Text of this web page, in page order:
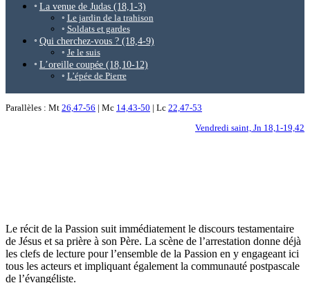
La venue de Judas (18,1-3)
Le jardin de la trahison
Soldats et gardes
Qui cherchez-vous ? (18,4-9)
Je le suis
L’oreille coupée (18,10-12)
L’épée de Pierre
Parallèles : Mt 26,47-56 | Mc 14,43-50 | Lc 22,47-53
Vendredi saint, Jn 18,1-19,42
Le récit de la Passion suit immédiatement le discours testamentaire
de Jésus et sa prière à son Père. La scène de l’arrestation donne déjà
les clefs de lecture pour l’ensemble de la Passion en y engageant ici
tous les acteurs et impliquant également la communauté postpascale
de l’évangéliste.